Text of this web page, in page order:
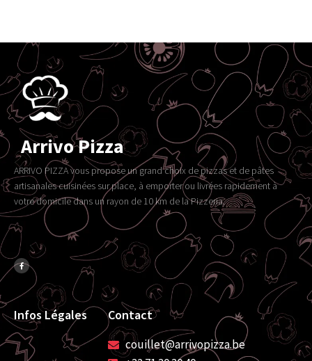
Arrivo Pizza
ARRIVO PIZZA vous propose un grand choix de pizzas et de pâtes
artisanales cuisinées sur place, à emporter ou livrées rapidement à
votre domicile dans un rayon de 10 km de la Pizzeria.
Infos Légales Contact
couillet@arrivopizza.be